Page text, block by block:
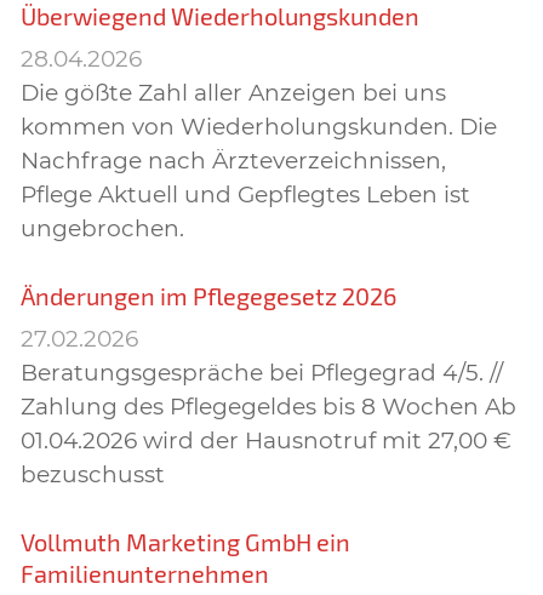
Überwiegend Wiederholungskunden
28.04.2026
Die gößte Zahl aller Anzeigen bei uns
kommen von Wiederholungskunden. Die
Nachfrage nach Ärzteverzeichnissen,
Pflege Aktuell und Gepflegtes Leben ist
ungebrochen.
Änderungen im Pflegegesetz 2026
27.02.2026
Beratungsgespräche bei Pflegegrad 4/5. //
Zahlung des Pflegegeldes bis 8 Wochen Ab
01.04.2026 wird der Hausnotruf mit 27,00 €
bezuschusst
Vollmuth Marketing GmbH ein
Familienunternehmen